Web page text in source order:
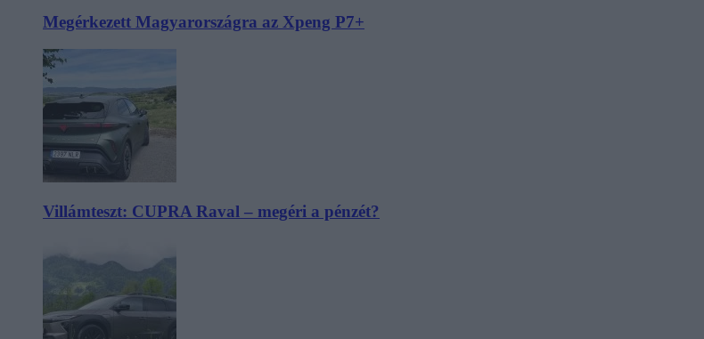
Megérkezett Magyarországra az Xpeng P7+
Villámteszt: CUPRA Raval – megéri a pénzét?